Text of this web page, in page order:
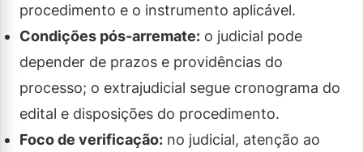
procedimento e o instrumento aplicável.
Condições pós-arremate: o judicial pode
depender de prazos e providências do
processo; o extrajudicial segue cronograma do
edital e disposições do procedimento.
Foco de verificação: no judicial, atenção ao